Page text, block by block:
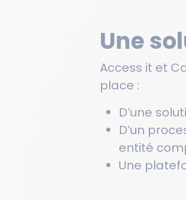
Une
Access it et
place :
D’une
D’un
entité
Une